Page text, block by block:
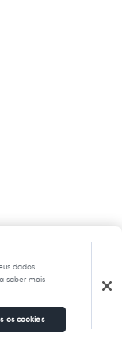
dados
saber mais
os cookies